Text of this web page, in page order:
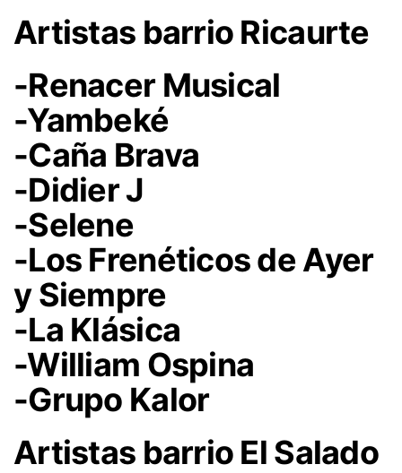
Artistas barrio Ricaurte
-Renacer Musical
-Yambeké
-Caña Brava
-Didier J
-Selene
-Los Frenéticos de Ayer
y Siempre
-La Klásica
-William Ospina
-Grupo Kalor
Artistas barrio El Salado